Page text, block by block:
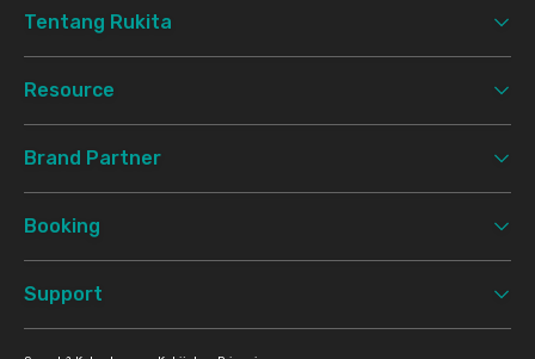
Tentang Rukita
Resource
Brand Partner
Booking
Support